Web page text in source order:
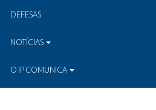
DEFESAS
NOTÍCIAS
O IP COMUNICA